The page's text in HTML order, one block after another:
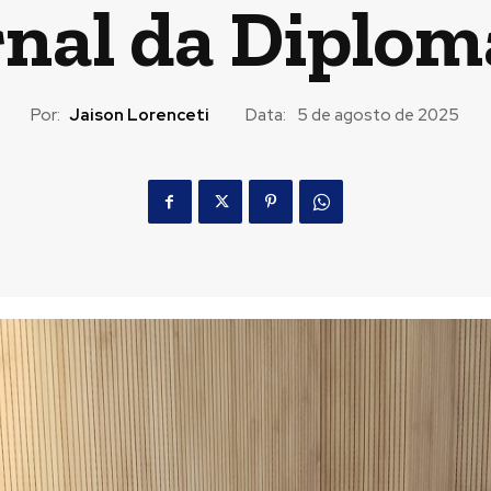
da
Por: Jaison Lorenceti Data: 5 de agosto de 2025